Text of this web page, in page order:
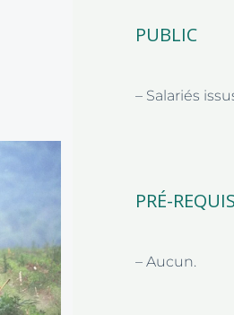
PUBLIC
– Salariés
PRÉ-REQUIS
– Aucun.